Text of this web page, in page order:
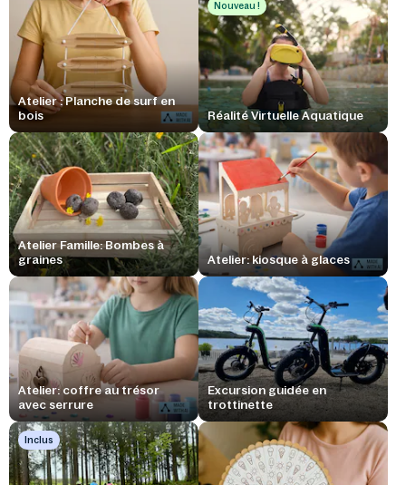
Atelier : Planche de surf en
bois
Nouveau !
Réalité Virtuelle Aquatique
Atelier Famille: Bombes à
graines
Atelier: kiosque à glaces
Atelier: coffre au trésor
avec serrure
Excursion guidée en
trottinette
Inclus